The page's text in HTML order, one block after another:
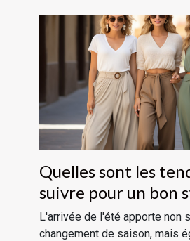
Quelles sont les
suivre pour un bon
L'arrivée de l'été apporte non
changement de saison, mais